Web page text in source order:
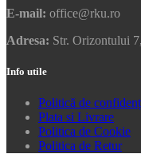
E-mail: office@rku.ro
Adresa: Str. Orizontului
Info utile
Politică de
Plata si Livrare
Politica de Cookie
Politica de Retur